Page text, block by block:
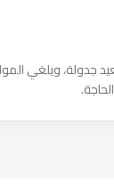
جدولة، ويلغي